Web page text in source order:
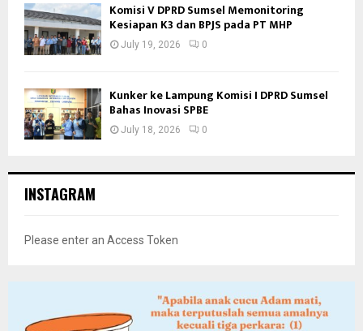
Komisi V DPRD Sumsel Memonitoring
Kesiapan K3 dan BPJS pada PT MHP
July 19, 2026 0
Kunker ke Lampung Komisi I DPRD Sumsel
Bahas Inovasi SPBE
July 18, 2026 0
INSTAGRAM
Please enter an Access Token